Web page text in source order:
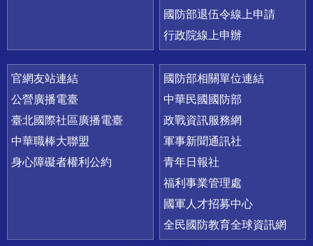
國防部退伍令線上申請
行政院線上申辦
官網友站連結
公營廣播電臺
臺北國際社區廣播電臺
中華職棒大聯盟
身心障礙者權利公約
國防部相關單位連結
中華民國國防部
政戰資訊服務網
軍事新聞通訊社
青年日報社
福利事業管理處
國軍人才招募中心
全民國防教育全球資訊網